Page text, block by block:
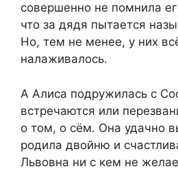
совершенно не помнила
что за дядя пытается
Но, тем не менее, у них
налаживалось.​
​А Алиса подружилась с
встречаются или
о том, о сём. Она удачно
родила двойню и
Львовна ни с кем не